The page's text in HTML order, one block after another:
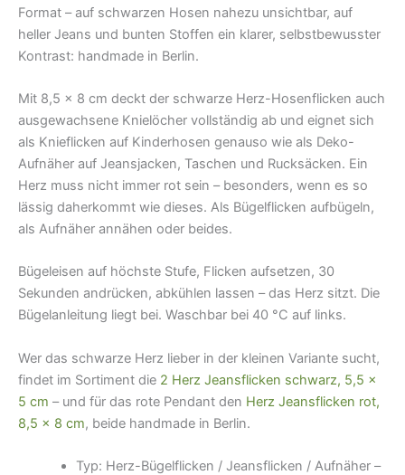
Format – auf schwarzen Hosen nahezu unsichtbar, auf
heller Jeans und bunten Stoffen ein klarer, selbstbewusster
Kontrast: handmade in Berlin.
Mit 8,5 × 8 cm deckt der schwarze Herz-Hosenflicken auch
ausgewachsene Knielöcher vollständig ab und eignet sich
als Knieflicken auf Kinderhosen genauso wie als Deko-
Aufnäher auf Jeansjacken, Taschen und Rucksäcken. Ein
Herz muss nicht immer rot sein – besonders, wenn es so
lässig daherkommt wie dieses. Als Bügelflicken aufbügeln,
als Aufnäher annähen oder beides.
Bügeleisen auf höchste Stufe, Flicken aufsetzen, 30
Sekunden andrücken, abkühlen lassen – das Herz sitzt. Die
Bügelanleitung liegt bei. Waschbar bei 40 °C auf links.
Wer das schwarze Herz lieber in der kleinen Variante sucht,
findet im Sortiment die 2 Herz Jeansflicken schwarz, 5,5 ×
5 cm – und für das rote Pendant den Herz Jeansflicken rot,
8,5 × 8 cm, beide handmade in Berlin.
Typ: Herz-Bügelflicken / Jeansflicken / Aufnäher –